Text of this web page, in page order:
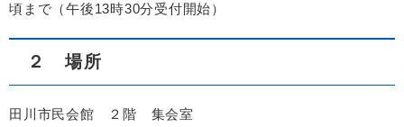
頃まで（午後13時30分受付開始）
２ 場所
田川市民会館 ２階 集会室